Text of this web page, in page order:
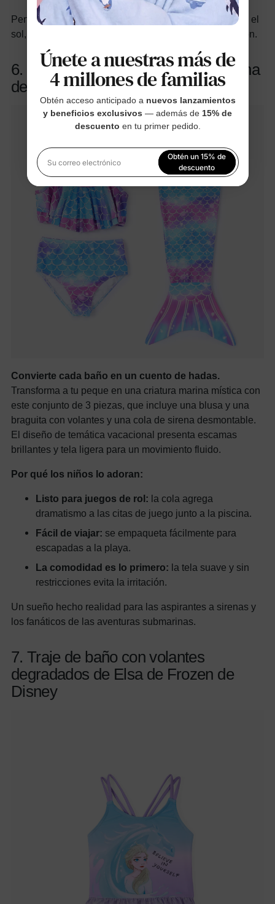
Perfecto para los más pequeños que pasan horas bajo el
sol, este traje de baño combina seguridad con narración.
6. Conjunto de baño de cola de sirena
de 3 piezas
Convierte cada baño en un cuento de hadas.
Transforma a tu peque en una criatura marina mística con
este conjunto de 3 piezas, que incluye una blusa y una
braguita con volantes y una cola de sirena desmontable.
El diseño de temática vacacional presenta escamas
brillantes y tela ligera para un movimiento fluido.
Por qué los niños lo adoran:
Listo para juegos de rol: la cola agrega
dramatismo a las citas de juego junto a la piscina.
Fácil de viajar: se empaqueta fácilmente para
escapadas a la playa.
La comodidad es lo primero: la tela suave y sin
restricciones evita la irritación.
Un sueño hecho realidad para las aspirantes a sirenas y
los fanáticos de las aventuras submarinas.
7. Traje de baño con volantes
degradados de Elsa de Frozen de
Disney
Únete a nuestras más de
4 millones de familias
Obtén acceso anticipado a nuevos lanzamientos
y beneficios exclusivos — además de 15% de
descuento en tu primer pedido.
Su correo electrónico
Obtén un 15% de
descuento
Al registrarte, aceptas nuestra Política de privacidad